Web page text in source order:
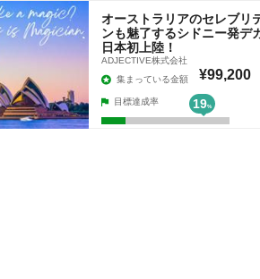
オーストラリアのセレブリ
ンも魅了するシドニー発デ
日本初上陸！
ADJECTIVE株式会社
集まっている金額
¥99,200
目標達成率 19%